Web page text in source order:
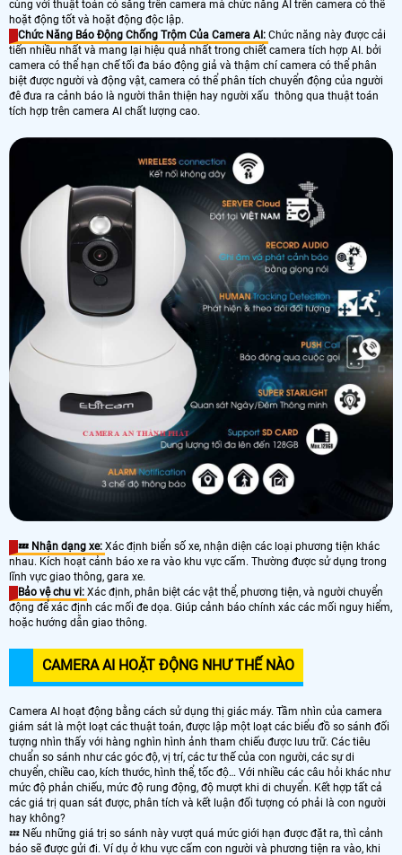
cùng với thuật toán có sẵng trên camera mà chức năng AI trên camera có thể
hoặt động tốt và hoặt động độc lập.
Chức Năng Báo Động Chống Trộm Của Camera AI: Chức năng này được cải
tiến nhiều nhất và mang lại hiệu quả nhất trong chiết camera tích hợp AI. bởi
camera có thể hạn chế tối đa báo động giả và thậm chí camera có thể phân
biệt được người và động vật, camera có thể phân tích chuyển động của người
đê đưa ra cảnh báo là người thân thiện hay người xấu thông qua thuật toán
tích hợp trên camera AI chất lượng cao.
💤 Nhận dạng xe: Xác định biển số xe, nhận diện các loại phương tiện khác
nhau. Kích hoạt cảnh báo xe ra vào khu vực cấm. Thường được sử dụng trong
lĩnh vực giao thông, gara xe.
Bảo vệ chu vi: Xác định, phân biệt các vật thể, phương tiện, và người chuyển
động để xác định các mối đe dọa. Giúp cảnh báo chính xác các mối nguy hiểm,
hoặc hướng dẫn giao thông.
CAMERA AI HOẶT ĐỘNG NHƯ THẾ NÀO
Camera AI hoạt động bằng cách sử dụng thị giác máy. Tầm nhìn của camera
giám sát là một loạt các thuật toán, được lập một loạt các biểu đồ so sánh đối
tượng nhìn thấy với hàng nghìn hình ảnh tham chiếu được lưu trữ. Các tiêu
chuẩn so sánh như các góc độ, vị trí, các tư thế của con người, các sự di
chuyển, chiều cao, kích thước, hình thể, tốc độ… Với nhiều các câu hỏi khác như
mức độ phản chiếu, mức độ rung động, độ mượt khi di chuyển. Kết hợp tất cả
các giá trị quan sát được, phân tích và kết luận đối tượng có phải là con người
hay không?
💤 Nếu những giá trị so sánh này vượt quá mức giới hạn được đặt ra, thì cảnh
báo sẽ được gửi đi. Ví dụ ở khu vực cấm con người và phương tiện ra vào, khi